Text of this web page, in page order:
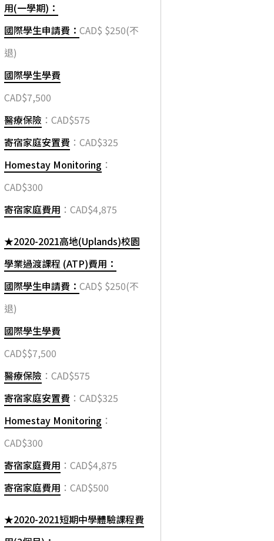
用(一學期)：
國際學生申請費： CAD$ $250(不
退)
國際學生學費
CAD$7,500
醫療保險 ：CAD$575
寄宿家庭安置費 ：CAD$325
Homestay Monitoring ：
CAD$300
寄宿家庭費用 ：CAD$4,875
★2020-2021高地(Uplands)校園
學業過渡課程 (ATP)費用：
國際學生申請費： CAD$ $250(不
退)
國際學生學費
CAD$$7,500
醫療保險 ：CAD$575
寄宿家庭安置費 ：CAD$325
Homestay Monitoring ：
CAD$300
寄宿家庭費用 ：CAD$4,875
寄宿家庭費用 ：CAD$500
★2020-2021短期中學體驗課程費